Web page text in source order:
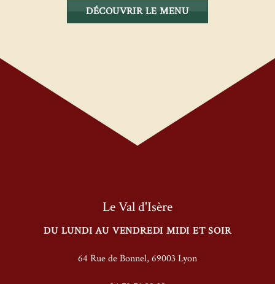
DÉCOUVRIR LE MENU
Le Val d'Isère
DU LUNDI AU VENDREDI MIDI ET SOIR
64 Rue de Bonnel, 69003 Lyon